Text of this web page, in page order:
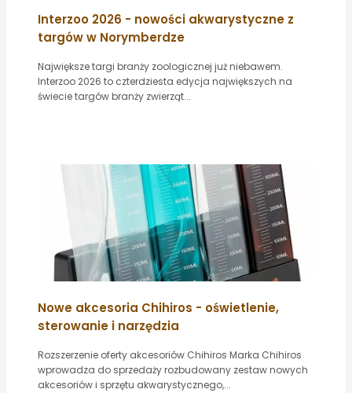
Interzoo 2026 - nowości akwarystyczne z
targów w Norymberdze
Największe targi branży zoologicznej już niebawem.
Interzoo 2026 to czterdziesta edycja największych na
świecie targów branży zwierząt...
Nowe akcesoria Chihiros - oświetlenie,
sterowanie i narzędzia
Rozszerzenie oferty akcesoriów Chihiros Marka Chihiros
wprowadza do sprzedaży rozbudowany zestaw nowych
akcesoriów i sprzętu akwarystycznego,...